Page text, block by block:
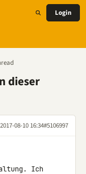
Login
dieser
2017-08-10 16:34#5106997
Ich